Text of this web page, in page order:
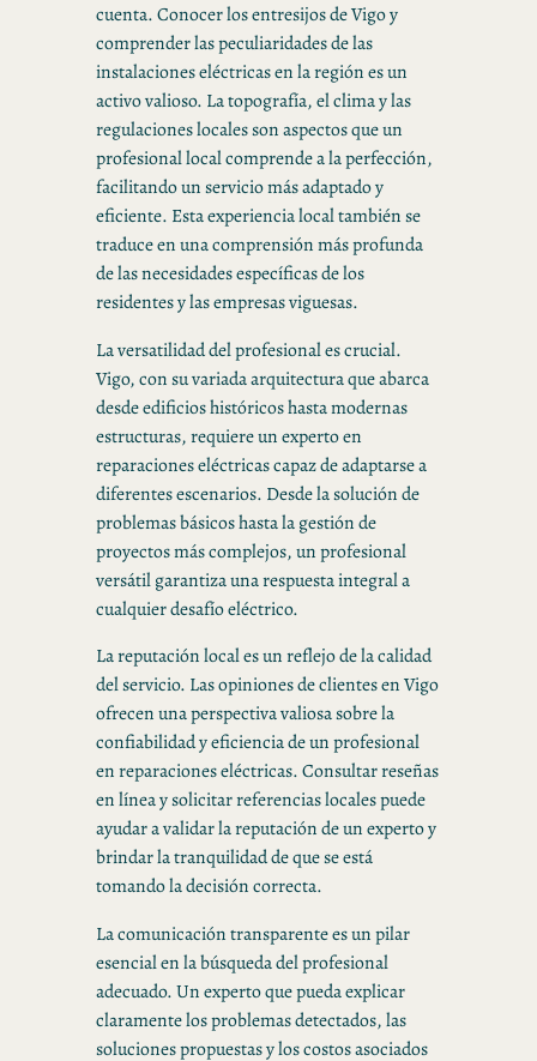
cuenta. Conocer los entresijos de Vigo y
comprender las peculiaridades de las
instalaciones eléctricas en la región es un
activo valioso. La topografía, el clima y las
regulaciones locales son aspectos que un
profesional local comprende a la perfección,
facilitando un servicio más adaptado y
eficiente. Esta experiencia local también se
traduce en una comprensión más profunda
de las necesidades específicas de los
residentes y las empresas viguesas.
La versatilidad del profesional es crucial.
Vigo, con su variada arquitectura que abarca
desde edificios históricos hasta modernas
estructuras, requiere un experto en
reparaciones eléctricas capaz de adaptarse a
diferentes escenarios. Desde la solución de
problemas básicos hasta la gestión de
proyectos más complejos, un profesional
versátil garantiza una respuesta integral a
cualquier desafío eléctrico.
La reputación local es un reflejo de la calidad
del servicio. Las opiniones de clientes en Vigo
ofrecen una perspectiva valiosa sobre la
confiabilidad y eficiencia de un profesional
en reparaciones eléctricas. Consultar reseñas
en línea y solicitar referencias locales puede
ayudar a validar la reputación de un experto y
brindar la tranquilidad de que se está
tomando la decisión correcta.
La comunicación transparente es un pilar
esencial en la búsqueda del profesional
adecuado. Un experto que pueda explicar
claramente los problemas detectados, las
soluciones propuestas y los costos asociados